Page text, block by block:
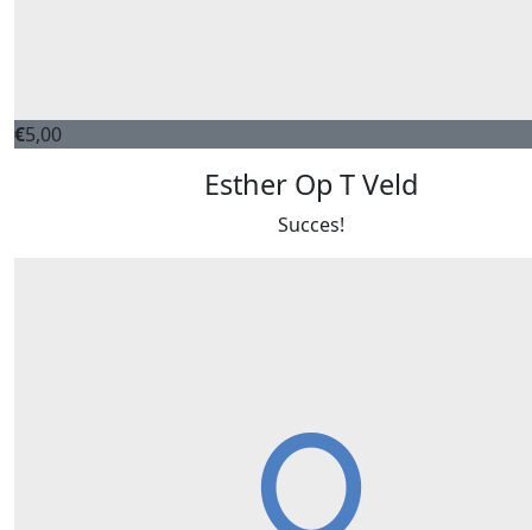
€5,00
Esther Op T Veld
Succes!